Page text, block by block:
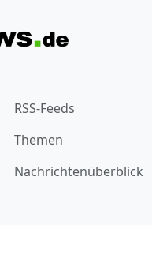
RSS-Feeds
Themen
Nachrichtenüberblick